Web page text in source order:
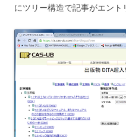
にツリー構造で記事がエント